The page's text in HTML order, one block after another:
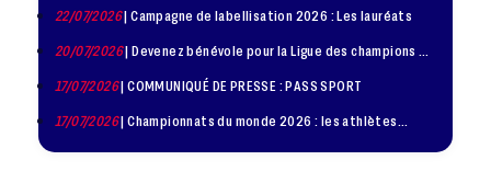
22/07/2026| Campagne de labellisation 2026 : Les lauréats
20/07/2026| Devenez bénévole pour la Ligue des champions de
17/07/2026| COMMUNIQUÉ DE PRESSE : PASS SPORT
17/07/2026| Championnats du monde 2026 : les athlètes